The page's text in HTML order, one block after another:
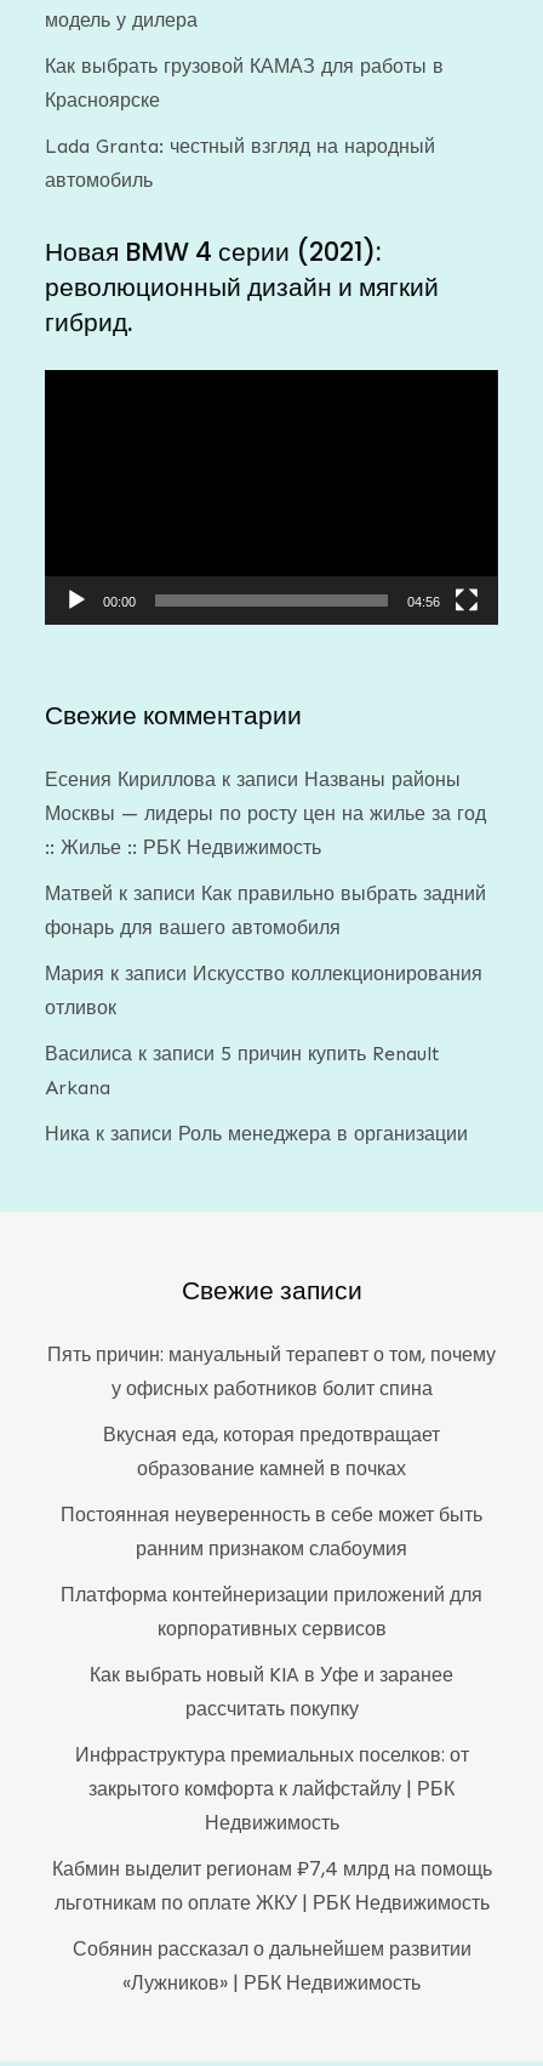
модель у дилера
Как выбрать грузовой КАМАЗ для работы в
Красноярске
Lada Granta: честный взгляд на народный
автомобиль
Новая BMW 4 серии (2021):
революционный дизайн и мягкий
гибрид.
00:00 04:56
Свежие комментарии
Есения Кириллова к записи Названы районы
Москвы — лидеры по росту цен на жилье за год
:: Жилье :: РБК Недвижимость
Матвей к записи Как правильно выбрать задний
фонарь для вашего автомобиля
Мария к записи Искусство коллекционирования
отливок
Василиса к записи 5 причин купить Renault
Arkana
Ника к записи Роль менеджера в организации
Свежие записи
Пять причин: мануальный терапевт о том, почему
у офисных работников болит спина
Вкусная еда, которая предотвращает
образование камней в почках
Постоянная неуверенность в себе может быть
ранним признаком слабоумия
Платформа контейнеризации приложений для
корпоративных сервисов
Как выбрать новый KIA в Уфе и заранее
рассчитать покупку
Инфраструктура премиальных поселков: от
закрытого комфорта к лайфстайлу | РБК
Недвижимость
Кабмин выделит регионам ₽7,4 млрд на помощь
льготникам по оплате ЖКУ | РБК Недвижимость
Собянин рассказал о дальнейшем развитии
«Лужников» | РБК Недвижимость